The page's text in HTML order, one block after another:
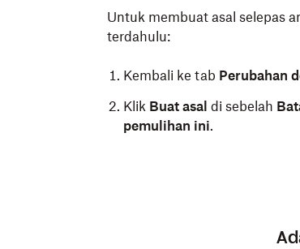
Untuk membuat asal selepas
terdahulu:
Kembali ke tab Perubahan
Klik Buat asal di sebelah
pemulihan ini.